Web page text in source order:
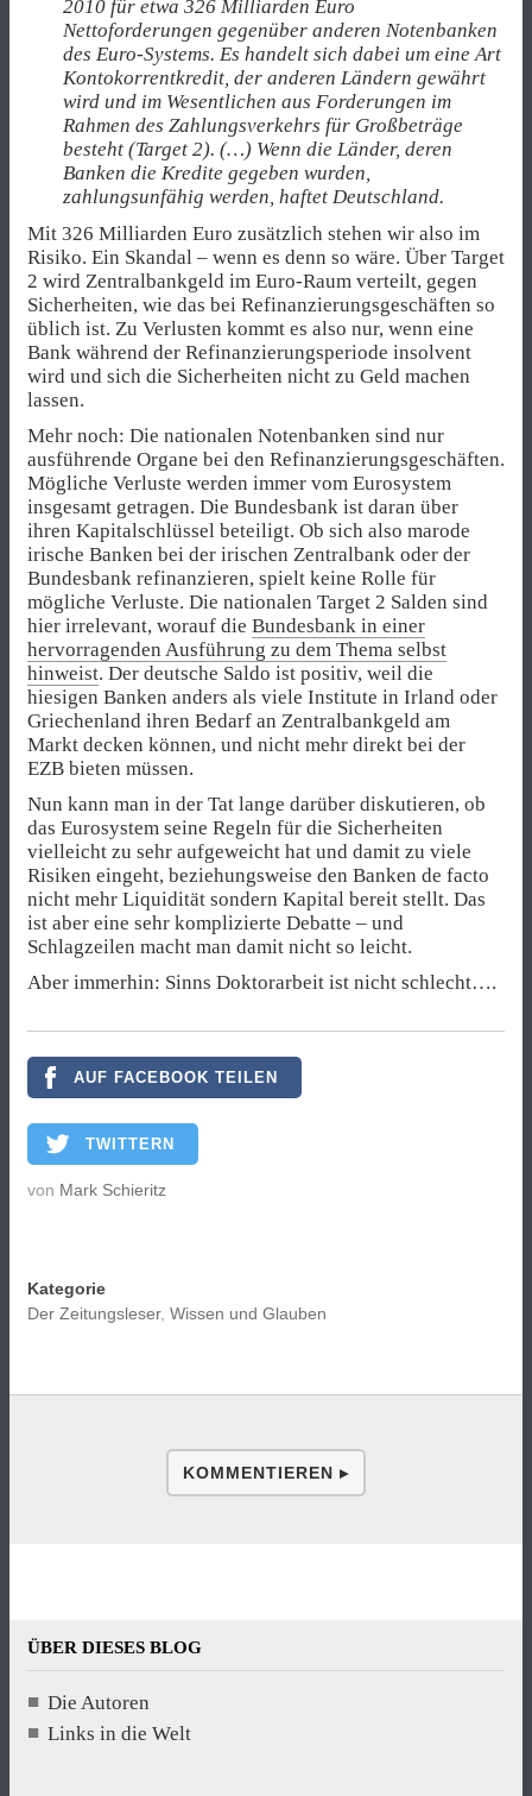
2010 für etwa 326 Milliarden Euro
Nettoforderungen gegenüber anderen Notenbanken
des Euro-Systems. Es handelt sich dabei um eine Art
Kontokorrentkredit, der anderen Ländern gewährt
wird und im Wesentlichen aus Forderungen im
Rahmen des Zahlungsverkehrs für Großbeträge
besteht (Target 2). (…) Wenn die Länder, deren
Banken die Kredite gegeben wurden,
zahlungsunfähig werden, haftet Deutschland.
Mit 326 Milliarden Euro zusätzlich stehen wir also im
Risiko. Ein Skandal – wenn es denn so wäre. Über Target
2 wird Zentralbankgeld im Euro-Raum verteilt, gegen
Sicherheiten, wie das bei Refinanzierungsgeschäften so
üblich ist. Zu Verlusten kommt es also nur, wenn eine
Bank während der Refinanzierungsperiode insolvent
wird und sich die Sicherheiten nicht zu Geld machen
lassen.
Mehr noch: Die nationalen Notenbanken sind nur
ausführende Organe bei den Refinanzierungsgeschäften.
Mögliche Verluste werden immer vom Eurosystem
insgesamt getragen. Die Bundesbank ist daran über
ihren Kapitalschlüssel beteiligt. Ob sich also marode
irische Banken bei der irischen Zentralbank oder der
Bundesbank refinanzieren, spielt keine Rolle für
mögliche Verluste. Die nationalen Target 2 Salden sind
hier irrelevant, worauf die Bundesbank in einer
hervorragenden Ausführung zu dem Thema selbst
hinweist. Der deutsche Saldo ist positiv, weil die
hiesigen Banken anders als viele Institute in Irland oder
Griechenland ihren Bedarf an Zentralbankgeld am
Markt decken können, und nicht mehr direkt bei der
EZB bieten müssen.
Nun kann man in der Tat lange darüber diskutieren, ob
das Eurosystem seine Regeln für die Sicherheiten
vielleicht zu sehr aufgeweicht hat und damit zu viele
Risiken eingeht, beziehungsweise den Banken de facto
nicht mehr Liquidität sondern Kapital bereit stellt. Das
ist aber eine sehr komplizierte Debatte – und
Schlagzeilen macht man damit nicht so leicht.
Aber immerhin: Sinns Doktorarbeit ist nicht schlecht….
AUF FACEBOOK TEILEN
TWITTERN
von Mark Schieritz
Kategorie
Der Zeitungsleser, Wissen und Glauben
KOMMENTIEREN ▸
ÜBER DIESES BLOG
Die Autoren
Links in die Welt